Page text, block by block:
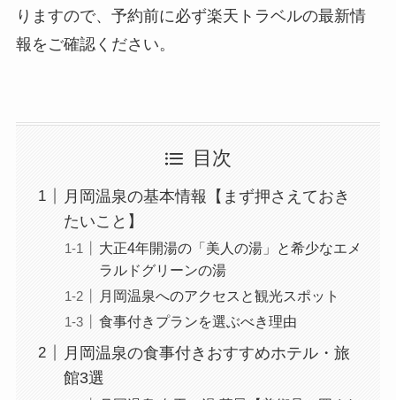
りますので、予約前に必ず楽天トラベルの最新情
報をご確認ください。
目次
月岡温泉の基本情報【まず押さえておき
たいこと】
大正4年開湯の「美人の湯」と希少なエメ
ラルドグリーンの湯
月岡温泉へのアクセスと観光スポット
食事付きプランを選ぶべき理由
月岡温泉の食事付きおすすめホテル・旅
館3選